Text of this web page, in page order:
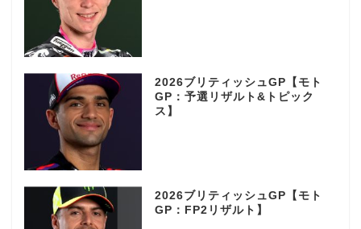
2026ブリティッシュGP【モト
GP：予選リザルト&トピック
ス】
2026ブリティッシュGP【モト
GP：FP2リザルト】